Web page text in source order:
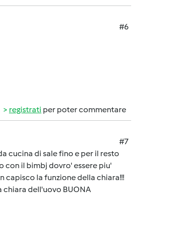
#6
registrati per poter commentare
#7
cucina di sale fino e per il resto
con il bimbj dovro' essere piu'
capisco la funzione della chiara!!!
chiara dell'uovo BUONA